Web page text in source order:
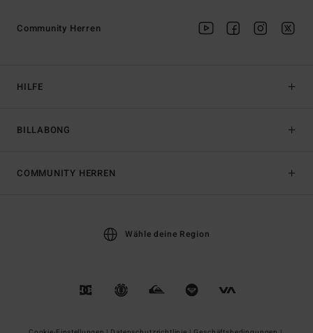
HILFE
BILLABONG
Community Herren
COMMUNITY HERREN
Wähle deine Region